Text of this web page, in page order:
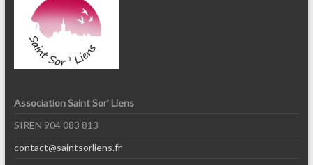
Association Saint Sor’ Liens
SIREN 904 083 813
contact@saintsorliens.fr